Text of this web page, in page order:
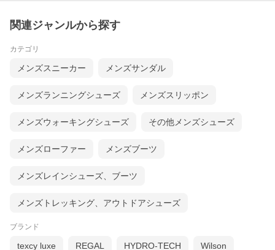
関連ジャンルから探す
カテゴリ
メンズスニーカー メンズサンダル
メンズランニングシューズ メンズスリッポン
メンズウォーキングシューズ その他メンズシューズ
メンズローファー メンズブーツ
メンズレインシューズ、ブーツ
メンズトレッキング、アウトドアシューズ
ブランド
texcy luxe REGAL HYDRO-TECH Wilson